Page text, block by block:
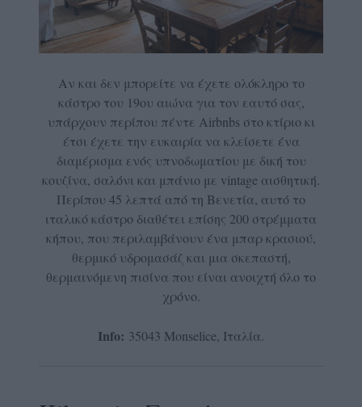
Αν και δεν μπορείτε να έχετε ολόκληρο το
κάστρο του 19ου αιώνα για τον εαυτό σας,
υπάρχουν περίπου πέντε Airbnbs στο κτίριο κι
έτσι έχετε την ευκαιρία να κλείσετε ένα
διαμέρισμα ενός υπνοδωματίου με δική του
κουζίνα, σαλόνι και μπάνιο με vintage αισθητική.
Περίπου 45 λεπτά από τη Βενετία, αυτό το
ιταλικό κάστρο διαθέτει επίσης 200 στρέμματα
κήπου, που περιλαμβάνουν ένα μπαρ κρασιού,
θερμικό υδρομασάζ και μια σκεπαστή,
θερμαινόμενη πισίνα που είναι ανοιχτή όλο το
χρόνο.
Info: 35043 Monselice, Ιταλία.